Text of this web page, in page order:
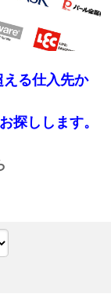
る仕入先か
探しします。